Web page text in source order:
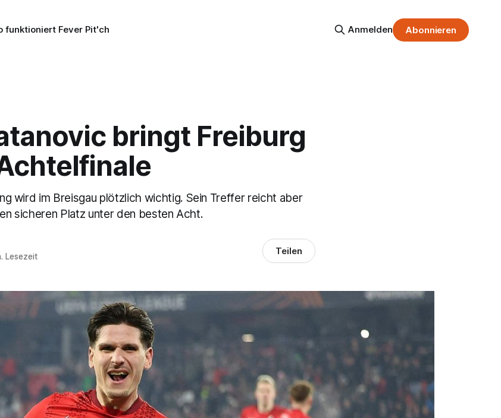
funktioniert Fever Pit'ch Anmelden Abonnieren
bringt Freiburg
wird im Breisgau plötzlich wichtig. Sein Treffer reicht aber
sicheren Platz unter den besten Acht.
Lesezeit Teilen